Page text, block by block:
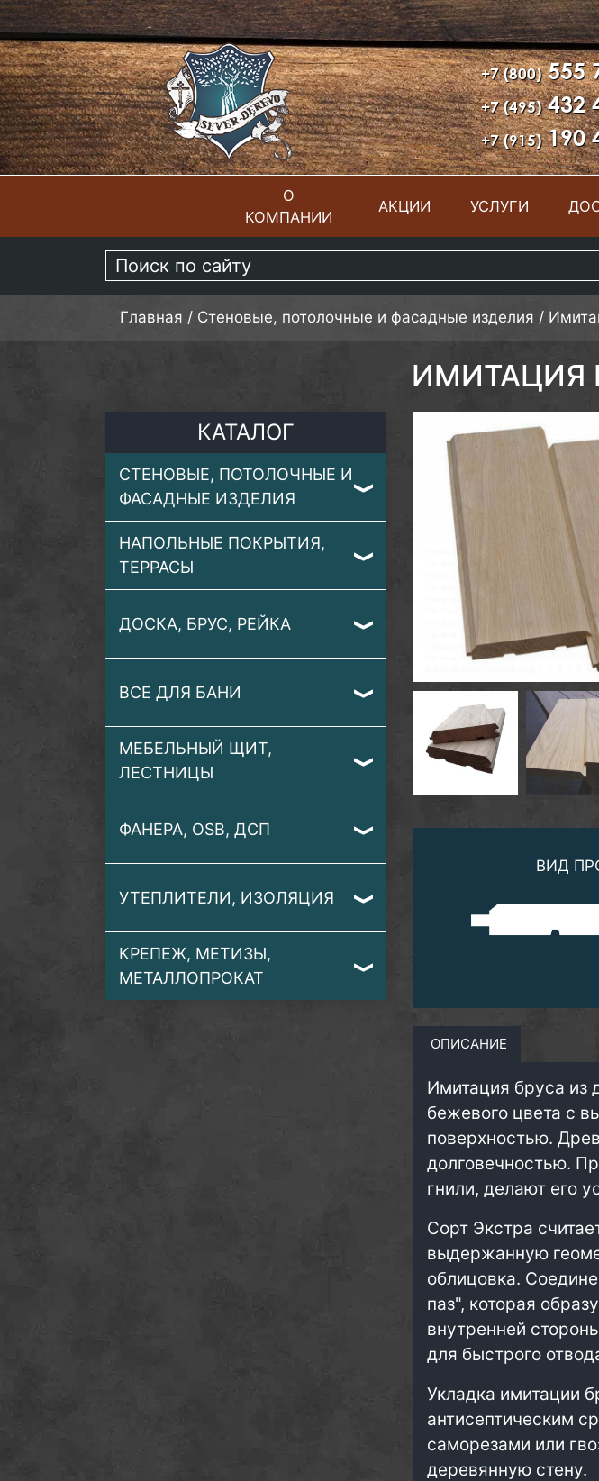
+7 (800)555
+7 (495)432
+7 (915)190
ГЛАВНАЯ
О
КОМПАНИИ
АКЦИИ УСЛУГИ
Главная / Стеновые, потолочные и фасадные изделия /
ИМИТАЦИЯ
КАТАЛОГ
СТЕНОВЫЕ, ПОТОЛОЧНЫЕ И
ФАСАДНЫЕ ИЗДЕЛИЯ
НАПОЛЬНЫЕ ПОКРЫТИЯ,
ТЕРРАСЫ
ДОСКА, БРУС, РЕЙКА
ВСЕ ДЛЯ БАНИ
МЕБЕЛЬНЫЙ ЩИТ,
ЛЕСТНИЦЫ
ФАНЕРА, OSB, ДСП
УТЕПЛИТЕЛИ, ИЗОЛЯЦИЯ
КРЕПЕЖ, МЕТИЗЫ,
МЕТАЛЛОПРОКАТ
ВИД
ОПИСАНИЕ
Имитация бруса из
бежевого цвета с
поверхностью.
долговечностью.
гнили, делают его
Сорт Экстра
выдержанную
облицовка.
паз", которая
внутренней
для быстрого
Укладка имитации
антисептическим
саморезами или
деревянную стену.